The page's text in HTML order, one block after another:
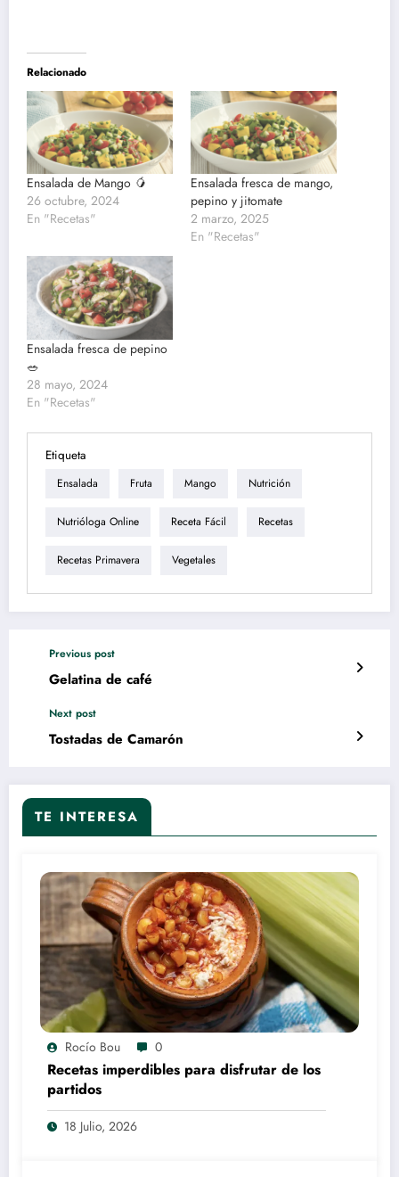
Relacionado
Ensalada de Mango 🥭
26 octubre, 2024
En "Recetas"
Ensalada fresca de mango,
pepino y jitomate
2 marzo, 2025
En "Recetas"
Ensalada fresca de pepino
🥗
28 mayo, 2024
En "Recetas"
Etiqueta
Ensalada Fruta Mango Nutrición
Nutrióloga Online Receta Fácil Recetas
Recetas Primavera Vegetales
Previous post
Gelatina de café
Next post
Tostadas de Camarón
TE INTERESA
Rocío Bou 0
Recetas imperdibles para disfrutar de los
partidos
18 Julio, 2026